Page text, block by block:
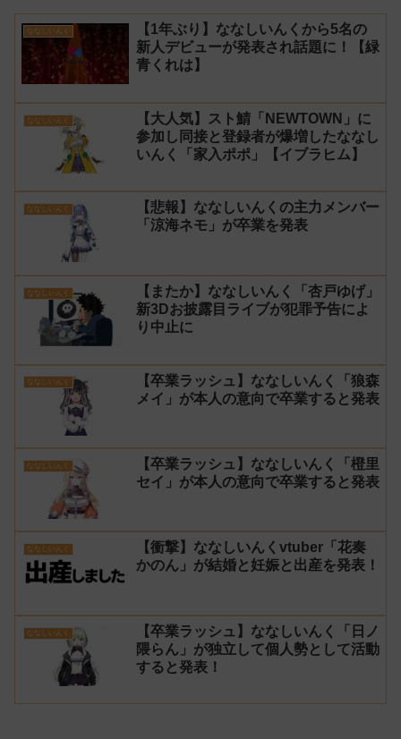
ななしいんく
【1年ぶり】ななしいんくから5名の
新人デビューが発表され話題に！【緑
青くれは】
ななしいんく
【大人気】スト鯖「NEWTOWN」に
参加し同接と登録者が爆増したななし
いんく「家入ポポ」【イブラヒム】
ななしいんく
【悲報】ななしいんくの主力メンバー
「涼海ネモ」が卒業を発表
ななしいんく
【またか】ななしいんく「杏戸ゆげ」
新3Dお披露目ライブが犯罪予告によ
り中止に
ななしいんく
【卒業ラッシュ】ななしいんく「狼森
メイ」が本人の意向で卒業すると発表
ななしいんく
【卒業ラッシュ】ななしいんく「橙里
セイ」が本人の意向で卒業すると発表
ななしいんく
【衝撃】ななしいんくvtuber「花奏
かのん」が結婚と妊娠と出産を発表！
ななしいんく
【卒業ラッシュ】ななしいんく「日ノ
隈らん」が独立して個人勢として活動
すると発表！